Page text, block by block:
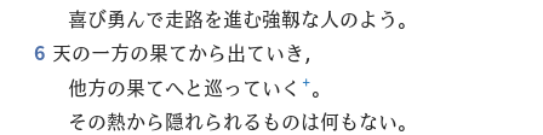
喜び勇んで走路を進む強靱な人のよう。
6 天の一方の果てから出ていき，
他方の果てへと巡っていく +。
その熱から隠れられるものは何もない。